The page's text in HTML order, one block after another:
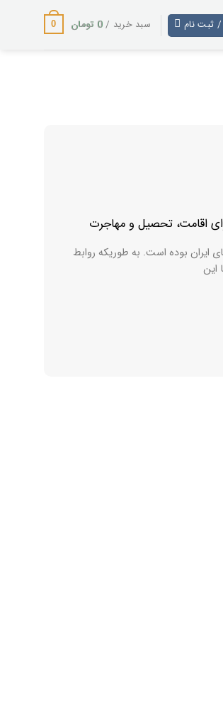
/ ثبت نام سبد خرید /0 تومان 0
اقامت، تحصیل و مهاجرت
ایران بوده است. به طوریکه روابط